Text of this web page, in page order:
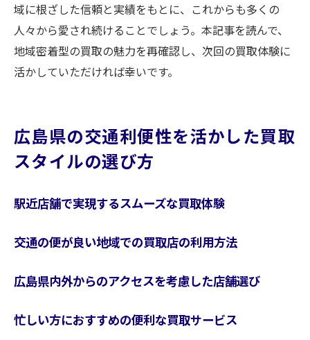
域に根ざした信頼と実績をもとに、これからも多くの
人々から愛され続けることでしょう。本記事を読んで、
地域密着型の買取の魅力を再確認し、次回の買取体験に
活かしていただければ幸いです。
広島県の交通利便性を活かした買取
スタイルの選び方
駅近店舗で実現するスムーズな買取体験
交通の便が良い地域での買取店の利用方法
広島県内外からのアクセスを考慮した店舗選び
忙しい方におすすめの便利な買取サービス